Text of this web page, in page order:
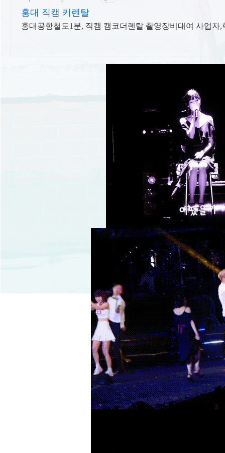
홍대 직캠 키렌탈
홍대공항철도1분, 직캠 캠코더렌탈 촬영장비대여 사업자,